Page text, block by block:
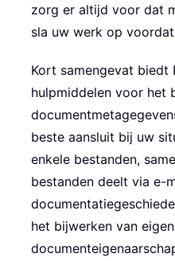
zorg er altijd voor dat
sla uw werk op
Kort samengevat biedt
hulpmiddelen voor het
beste aansluit bij uw
enkele bestanden,
bestanden deelt via e-
het bijwerken van